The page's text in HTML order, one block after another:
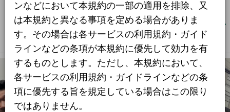
清掃・洗浄 3件
運搬・包装・選別等 5件
介護・福祉 1件
農林漁業 1件
事務
PICK UP 事業者一覧
ンなどにおいて本規約の一部の適用を排除、又
は本規約と異なる事項を定める場合がありま
す。その場合は各サービスの利用規約・ガイド
ラインなどの条項が本規約に優先して効力を有
するものとします。ただし、本規約において、
各サービスの利用規約・ガイドラインなどの条
項に優先する旨を規定している場合はこの限り
ではありません。